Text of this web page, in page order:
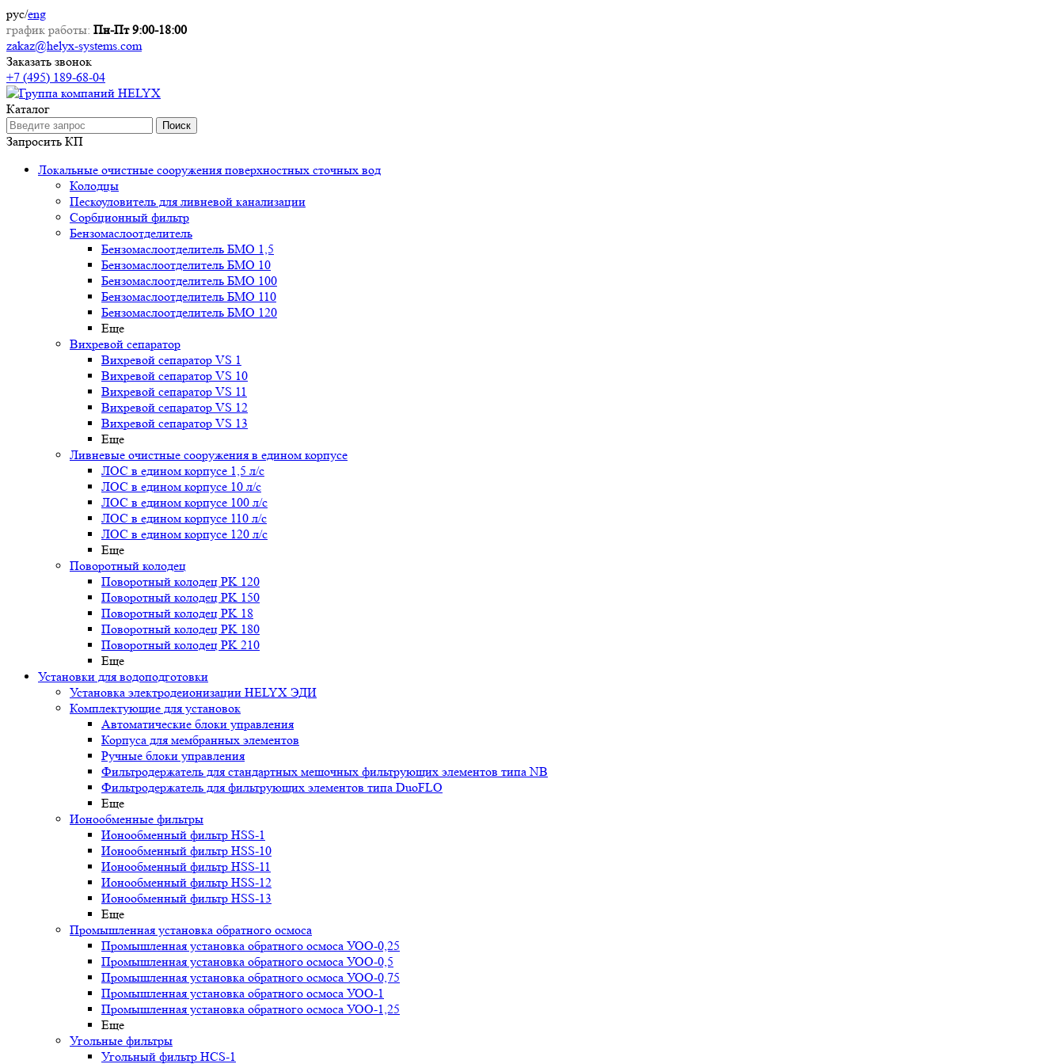
рус/eng
график работы: Пн-Пт 9:00-18:00
zakaz@helyx-systems.com
Заказать звонок
+7 (495) 189-68-04
Каталог
Поиск
Запросить КП
Локальные очистные сооружения поверхностных сточных вод
Колодцы
Пескоуловитель для ливневой канализации
Сорбционный фильтр
Бензомаслоотделитель
Бензомаслоотделитель БМО 1,5
Бензомаслоотделитель БМО 10
Бензомаслоотделитель БМО 100
Бензомаслоотделитель БМО 110
Бензомаслоотделитель БМО 120
Еще
Вихревой сепаратор
Вихревой сепаратор VS 1
Вихревой сепаратор VS 10
Вихревой сепаратор VS 11
Вихревой сепаратор VS 12
Вихревой сепаратор VS 13
Еще
Ливневые очистные сооружения в едином корпусе
ЛОС в едином корпусе 1,5 л/с
ЛОС в едином корпусе 10 л/с
ЛОС в едином корпусе 100 л/с
ЛОС в едином корпусе 110 л/с
ЛОС в едином корпусе 120 л/с
Еще
Поворотный колодец
Поворотный колодец PK 120
Поворотный колодец PK 150
Поворотный колодец PK 18
Поворотный колодец PK 180
Поворотный колодец PK 210
Еще
Установки для водоподготовки
Установка электродеионизации HELYX ЭДИ
Комплектующие для установок
Автоматические блоки управления
Корпуса для мембранных элементов
Ручные блоки управления
Фильтродержатель для стандартных мешочных фильтрующих элементов типа NB
Фильтродержатель для фильтрующих элементов типа DuoFLO
Еще
Ионообменные фильтры
Ионообменный фильтр HSS-1
Ионообменный фильтр HSS-10
Ионообменный фильтр HSS-11
Ионообменный фильтр HSS-12
Ионообменный фильтр HSS-13
Еще
Промышленная установка обратного осмоса
Промышленная установка обратного осмоса УОО-0,25
Промышленная установка обратного осмоса УОО-0,5
Промышленная установка обратного осмоса УОО-0,75
Промышленная установка обратного осмоса УОО-1
Промышленная установка обратного осмоса УОО-1,25
Еще
Угольные фильтры
Угольный фильтр HСS-1